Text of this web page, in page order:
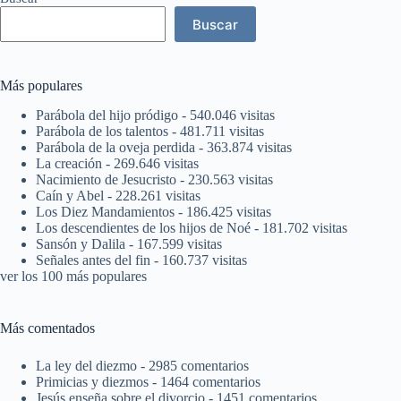
Buscar
Más populares
Parábola del hijo pródigo - 540.046 visitas
Parábola de los talentos - 481.711 visitas
Parábola de la oveja perdida - 363.874 visitas
La creación - 269.646 visitas
Nacimiento de Jesucristo - 230.563 visitas
Caín y Abel - 228.261 visitas
Los Diez Mandamientos - 186.425 visitas
Los descendientes de los hijos de Noé - 181.702 visitas
Sansón y Dalila - 167.599 visitas
Señales antes del fin - 160.737 visitas
ver los 100 más populares
Más comentados
La ley del diezmo - 2985 comentarios
Primicias y diezmos - 1464 comentarios
Jesús enseña sobre el divorcio - 1451 comentarios